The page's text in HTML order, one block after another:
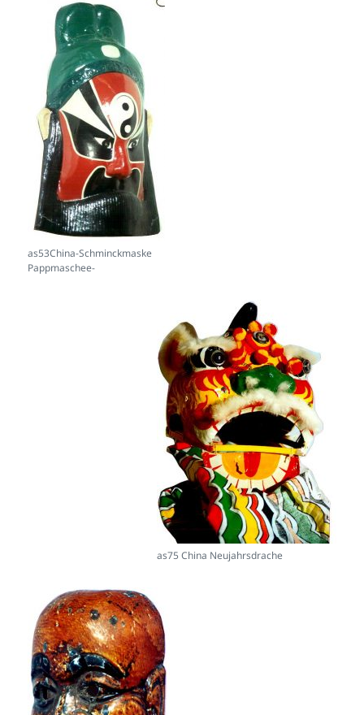
as53China-Schminckmaske
Pappmaschee-
as75 China Neujahrsdrache